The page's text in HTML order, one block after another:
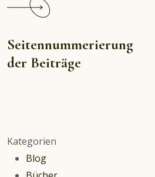
statt
Leid:
gehen
Seitennummerierung
der Beiträge
Kategorien
Blog